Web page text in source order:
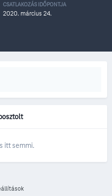
CSATLAKOZÁS IDŐPONTJA
2020. március 24.
itt semmi.